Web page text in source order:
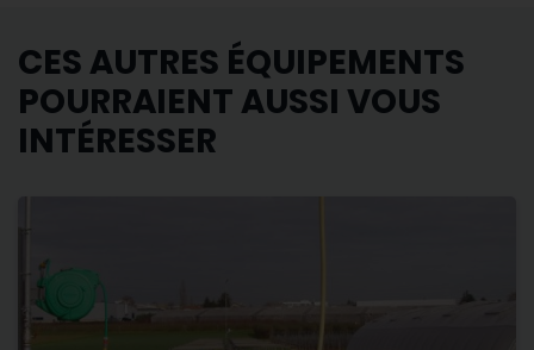
CES AUTRES ÉQUIPEMENTS
POURRAIENT AUSSI VOUS
INTÉRESSER